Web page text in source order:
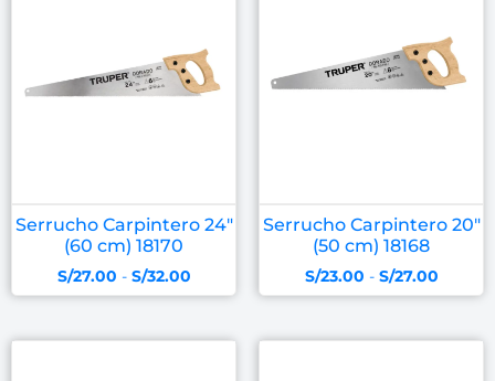
Serrucho Carpintero 24″
(60 cm) 18170
S/27.00 - S/32.00
Serrucho Carpintero 20″
(50 cm) 18168
S/23.00 - S/27.00